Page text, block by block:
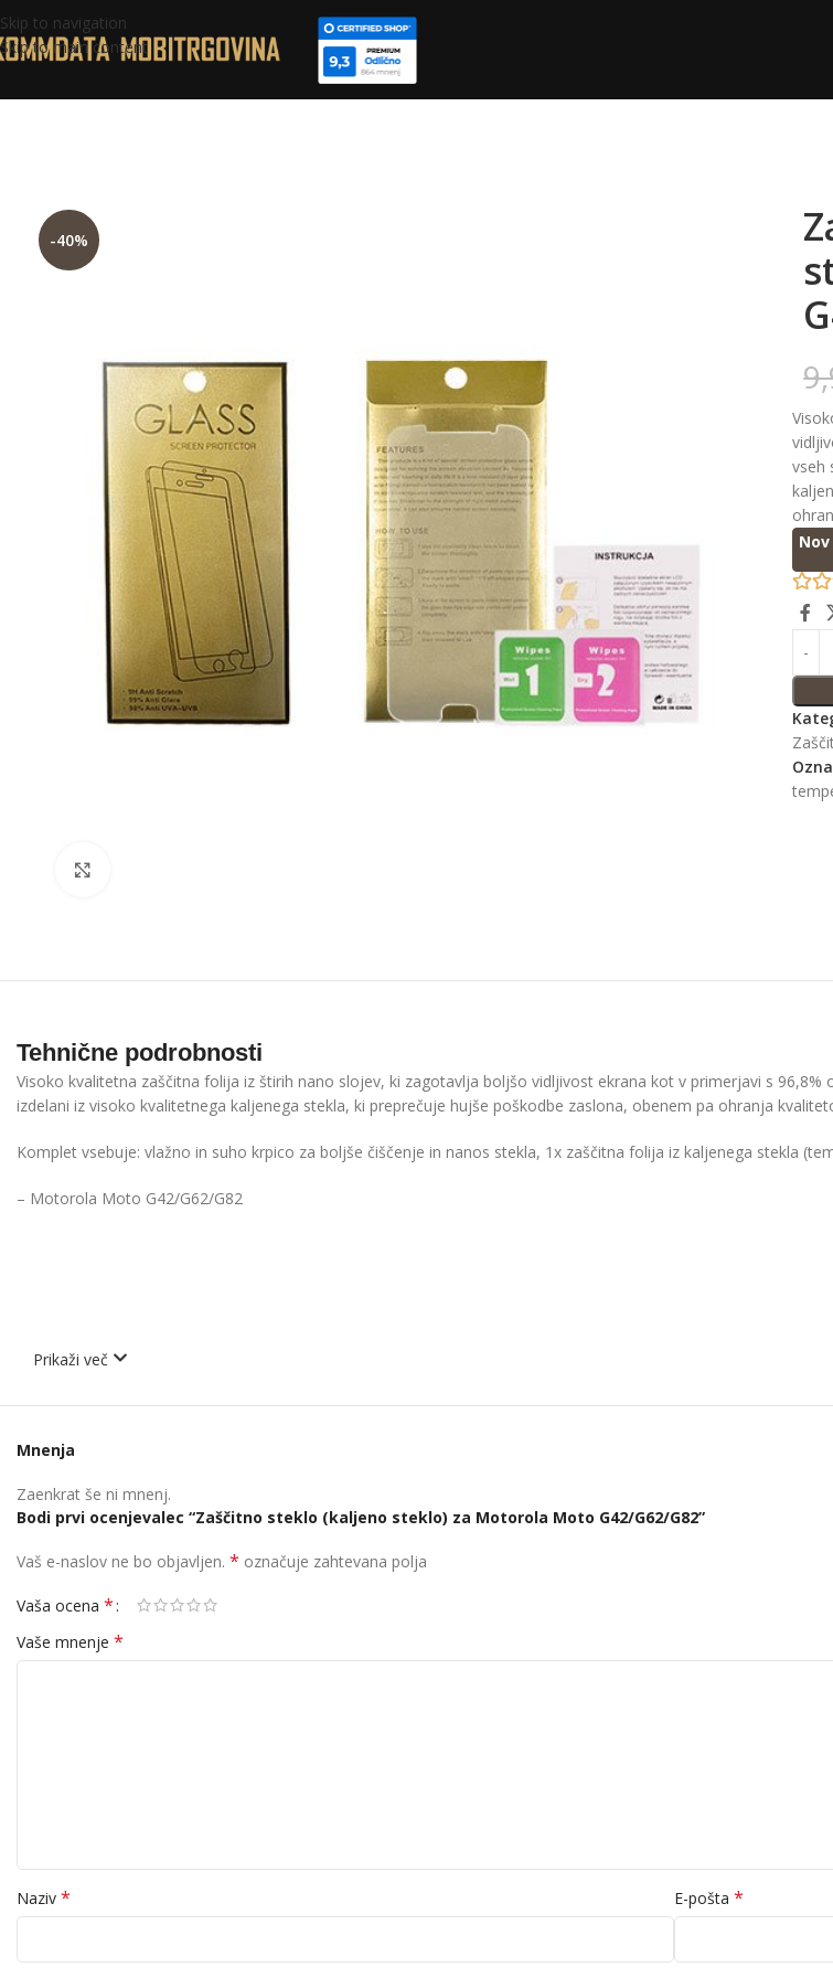
Skip to navigation
Skip to main content
-40%
vseh
Tehnične podrobnosti
Visoko kvalitetna zaščitna folija iz štirih nano slojev, ki zagotavlja boljšo vidljivost ekrana kot v primerjavi s
izdelani iz visoko kvalitetnega kaljenega stekla, ki preprečuje hujše poškodbe zaslona, obenem pa ohranja
Komplet vsebuje: vlažno in suho krpico za boljše čiščenje in nanos stekla, 1x zaščitna folija iz kaljenega stekla
– Motorola Moto G42/G62/G82
Prikaži več
Mnenja
Zaenkrat še ni mnenj.
Bodi prvi ocenjevalec “Zaščitno steklo (kaljeno steklo) za Motorola Moto G42/G62/G82”
Vaš e-naslov ne bo objavljen. * označuje zahtevana polja
Vaša ocena *
Vaše mnenje *
Naziv * E-pošta *